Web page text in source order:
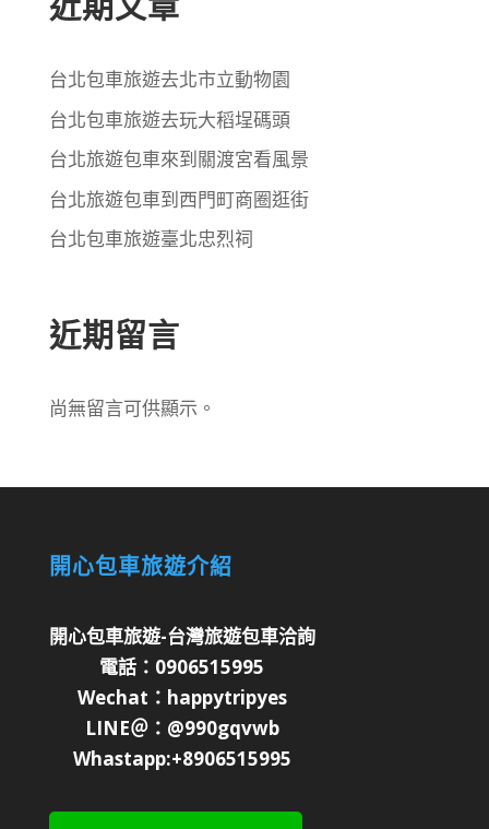
台北包車旅遊去北市立動物園
台北包車旅遊去玩大稻埕碼頭
台北旅遊包車來到關渡宮看風景
台北旅遊包車到西門町商圈逛街
台北包車旅遊臺北忠烈祠
近期留言
尚無留言可供顯示。
開心包車旅遊介紹
開心包車旅遊-台灣旅遊包車洽詢
電話：0906515995
Wechat：happytripyes
LINE＠：@990gqvwb
Whastapp:+8906515995